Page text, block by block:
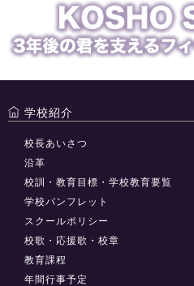
学校紹介
校長あいさつ
沿革
校訓・教育目標・学校教育要覧
学校パンフレット
スクールポリシー
校歌・応援歌・校章
教育課程
年間行事予定